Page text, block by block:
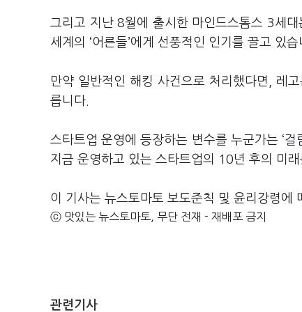
그리고 지난 8월에 출시한 마인드스톰스 3세
세계의 ‘어른들’에게 선풍적인 인기를 끌고 있습
만약 일반적인 해킹 사건으로 처리했다면, 레
릅니다.
스타트업 운영에 등장하는 변수를 누군가는 ‘
지금 운영하고 있는 스타트업의 10년 후의 미
이 기사는 뉴스토마토 보도준칙 및 윤리강령에
ⓒ 맛있는 뉴스토마토, 무단 전재 - 재배포 금지
관련기사